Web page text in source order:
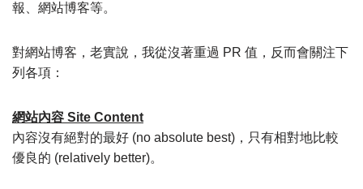
報、網站博客等。
對網站博客，老實說，我從沒著重過 PR 值，反而會關注下
列各項：
網站內容 Site Content
內容沒有絕對的最好 (no absolute best)，只有相對地比較
優良的 (relatively better)。